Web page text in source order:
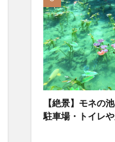
【絶景】モネの
駐車場・トイレ